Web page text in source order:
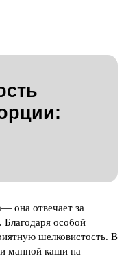
она отвечает за
особой
шелковистость. В
манной каши на